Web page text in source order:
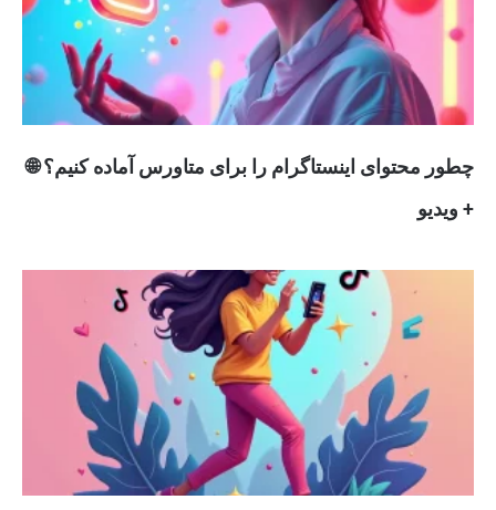
چطور محتوای اینستاگرام را برای متاورس آماده کنیم؟ 🌐
+ ویدیو